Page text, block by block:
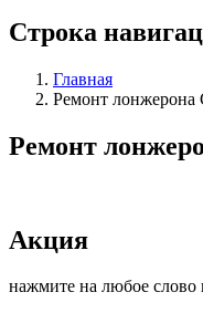
Строка
Главная
Ремонт лонжерона
Ремонт
Акция
нажмите на любое слово